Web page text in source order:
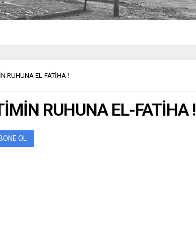
RUHUNA EL-FATİHA !
RUHUNA EL-FATİHA !
OL